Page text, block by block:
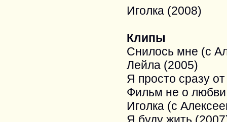
Иголка (2008)
Клипы
Снилось мне (с
Лейла (2005)
Я просто сразу
Фильм не о
Иголка (с